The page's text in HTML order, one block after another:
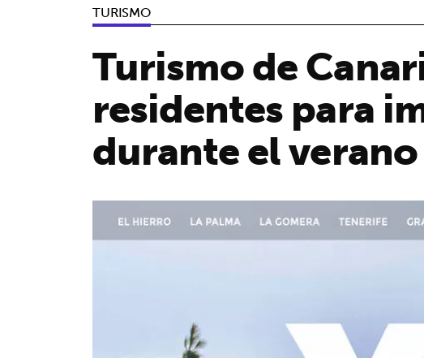
TURISMO
Turismo de
residentes para
durante el verano